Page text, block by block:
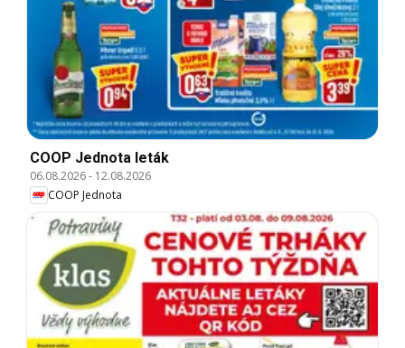
COOP Jednota leták
06.08.2026- 12.08.2026
COOP Jednota